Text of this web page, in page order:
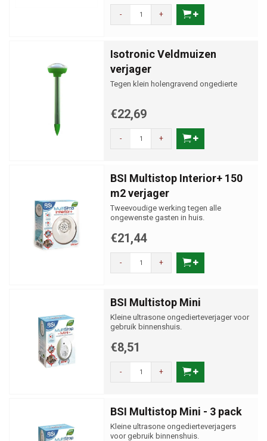
Het verjagen van mieren voorkomt doden en is daarmee diervriendelijker
en veiliger in gebruik. Het is ook een goede eerste stap voordat
- +
Isotronic Veldmuizen
verjager
Tegen klein holengravend ongedierte
€22,69
- +
BSI Multistop Interior+ 150
m2 verjager
Tweevoudige werking tegen alle
ongewenste gasten in huis.
€21,44
- +
BSI Multistop Mini
Kleine ultrasone ongedierteverjager voor
gebruik binnenshuis.
€8,51
- +
BSI Multistop Mini - 3 pack
Kleine ultrasone ongedierteverjagers
voor gebruik binnenshuis.